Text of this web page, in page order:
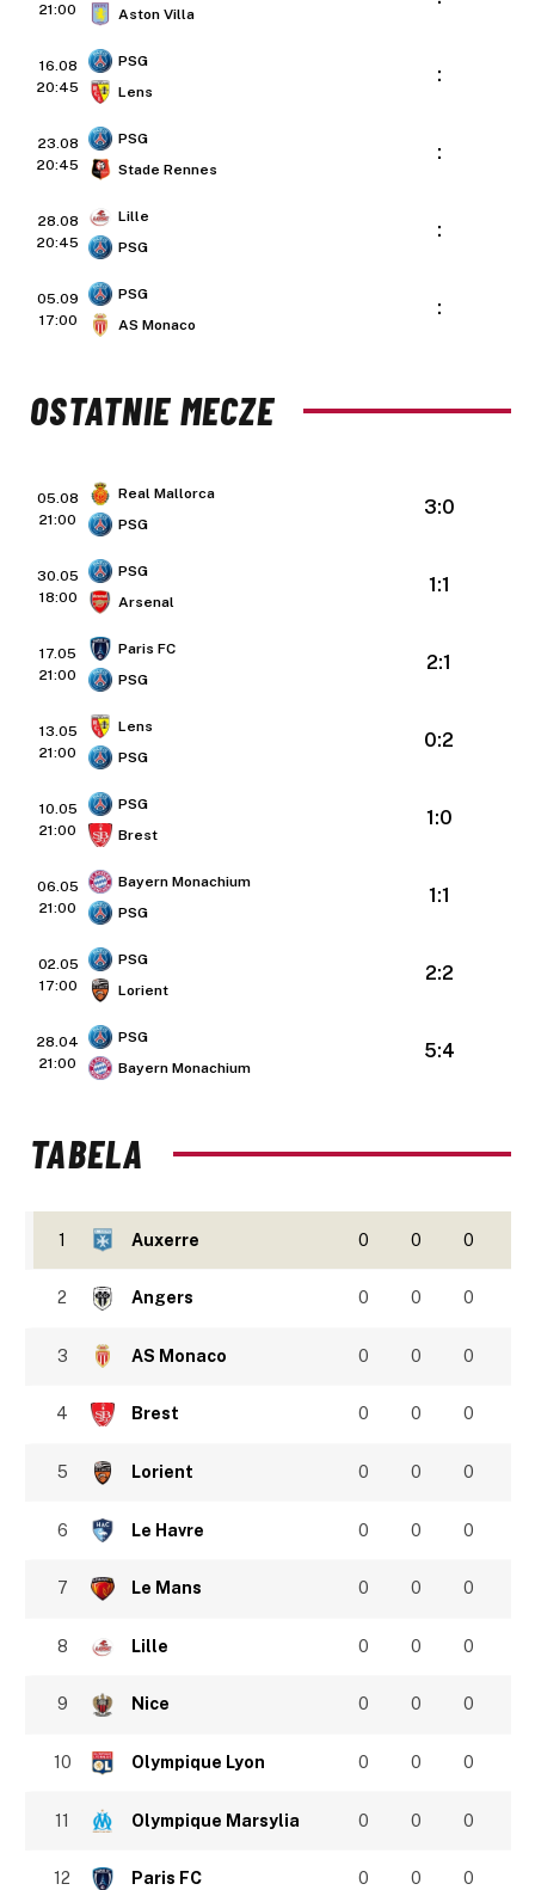
21:00 Aston Villa
16.08
20:45
PSG
Lens
:
23.08
20:45
PSG
Stade Rennes
:
28.08
20:45
Lille
PSG
:
05.09
17:00
PSG
AS Monaco
:
OSTATNIE MECZE
05.08
21:00
Real Mallorca
PSG
3:0
30.05
18:00
PSG
Arsenal
1:1
17.05
21:00
Paris FC
PSG
2:1
13.05
21:00
Lens
PSG
0:2
10.05
21:00
PSG
Brest
1:0
06.05
21:00
Bayern Monachium
PSG
1:1
02.05
17:00
PSG
Lorient
2:2
28.04
21:00
PSG
Bayern Monachium
5:4
TABELA
1 Auxerre 0 0 0
2 Angers 0 0 0
3 AS Monaco 0 0 0
4 Brest 0 0 0
5 Lorient 0 0 0
6 Le Havre 0 0 0
7 Le Mans 0 0 0
8 Lille 0 0 0
9 Nice 0 0 0
10 Olympique Lyon 0 0 0
11 Olympique Marsylia 0 0 0
12 Paris FC 0 0 0